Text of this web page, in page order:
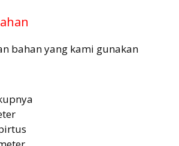
bahan yang kami gunakan